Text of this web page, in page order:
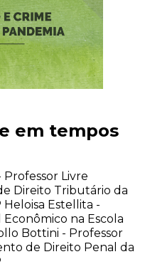
em tempos
Livre
Direito Tributário da
Estellita -
na Escola
Bottini - Professor
de Direito Penal da